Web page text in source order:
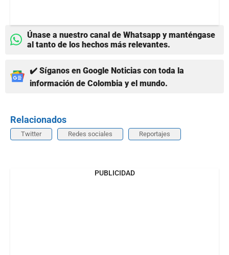
Únase a nuestro canal de Whatsapp y manténgase
al tanto de los hechos más relevantes.
✔️ Síganos en Google Noticias con toda la
información de Colombia y el mundo.
Relacionados
Twitter Redes sociales Reportajes
PUBLICIDAD